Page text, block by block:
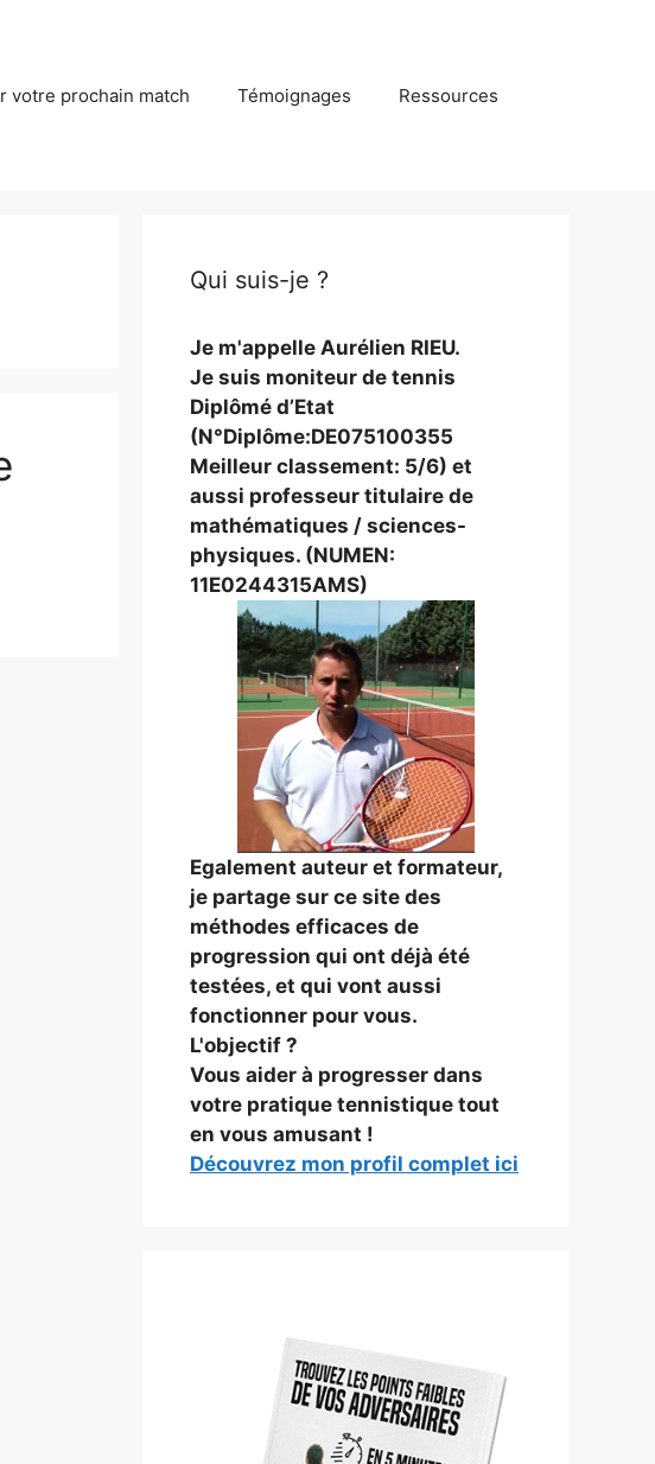
votre prochain match Témoignages Ressources
Qui suis-je ?
Je m'appelle Aurélien RIEU.
Je suis moniteur de tennis
Diplômé d’Etat
(N°Diplôme:DE075100355
Meilleur classement: 5/6) et
aussi professeur titulaire de
mathématiques / sciences-
physiques. (NUMEN:
11E0244315AMS)
Egalement auteur et formateur,
je partage sur ce site des
méthodes efficaces de
progression qui ont déjà été
testées, et qui vont aussi
fonctionner pour vous.
L'objectif ?
Vous aider à progresser dans
votre pratique tennistique tout
en vous amusant !
Découvrez mon profil complet ici